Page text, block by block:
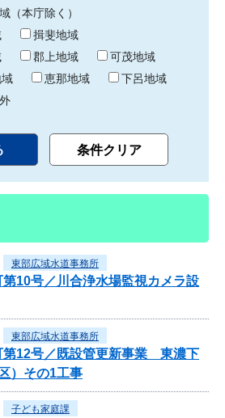
（本庁除く）
揖斐地域
郡上地域
可茂地域
恵那地域
下呂地域
東部広域水道事務所
第10号／川合浄水場監視カメラ設
東部広域水道事務所
第12号／既設管更新事業 東濃下
）その1工事
子ども家庭課